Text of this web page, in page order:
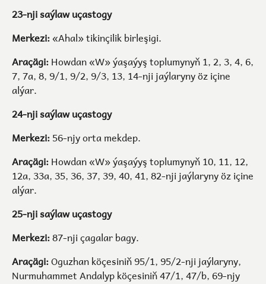
23-nji saýlaw uçastogy
Merkezi:«Ahal» tikinçilik birleşigi.
Araçägi:Howdan «W» ýaşaýyş toplumynyň 1, 2, 3, 4, 6,
7, 7a, 8, 9/1, 9/2, 9/3, 13, 14-nji jaýlaryny öz içine
alýar.
24-nji saýlaw uçastogy
Merkezi:56-njy orta mekdep.
Araçägi:Howdan «W» ýaşaýyş toplumynyň 10, 11, 12,
12a, 33a, 35, 36, 37, 39, 40, 41, 82-nji jaýlaryny öz içine
alýar.
25-nji saýlaw uçastogy
Merkezi:87-nji çagalar bagy.
Araçägi:Oguzhan köçesiniň 95/1, 95/2-nji jaýlaryny,
Nurmuhammet Andalyp köçesiniň 47/1, 47/b, 69-njy